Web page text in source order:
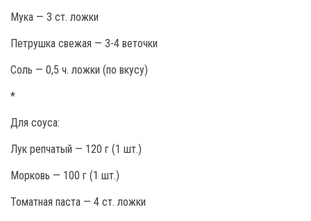
Мука — 3 ст. ложки
Петрушка свежая — 3-4 веточки
Соль — 0,5 ч. ложки (по вкусу)
*
Для соуса:
Лук репчатый — 120 г (1 шт.)
Морковь — 100 г (1 шт.)
Томатная паста — 4 ст. ложки